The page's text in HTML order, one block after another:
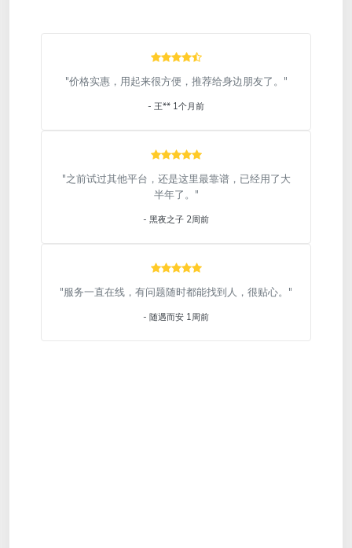
"价格实惠，用起来很方便，推荐给身边朋友了。"
- 王** 1个月前
"之前试过其他平台，还是这里最靠谱，已经用了大
半年了。"
- 黑夜之子 2周前
"服务一直在线，有问题随时都能找到人，很贴心。"
- 随遇而安 1周前